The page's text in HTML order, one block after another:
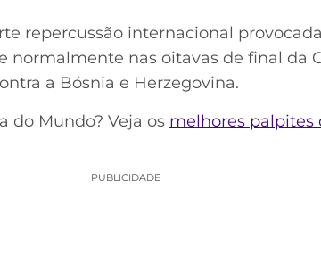
repercussão internacional
normalmente nas oitavas de final da
a Bósnia e Herzegovina.
do Mundo? Veja os melhores palpites
PUBLICIDADE